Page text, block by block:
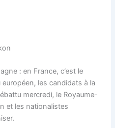
: en France, c’est le
les candidats à la
mercredi, le Royaume-
et les nationalistes